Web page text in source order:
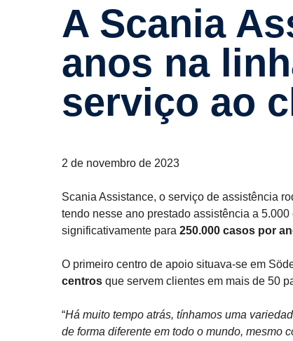
A Scania Assis­tance faz 25
anos na
serviço ao
2 de novembro de 2023
Scania Assistance, o serviço de assistência
tendo nesse ano prestado assistência a
significativamente para 250.000 casos por
O primeiro centro de apoio situava-se em
centros que servem clientes em mais de 50
“Há muito tempo atrás, tínhamos uma
de forma diferente em todo o mundo, mesmo